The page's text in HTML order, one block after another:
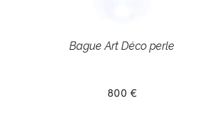
Bague Art Déco perle
800 €